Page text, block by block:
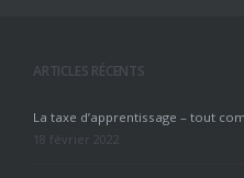
ARTICLES RÉCENTS
La taxe d’apprentissage – tout
18 février 2022